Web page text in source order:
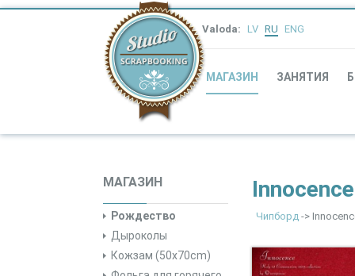
Valoda: LV RU ENG
МАГАЗИН ЗАНЯТИЯ
МАГАЗИН
Рождество
Дыроколы
Кожзам (50x70cm)
Innocence
Чипборд->